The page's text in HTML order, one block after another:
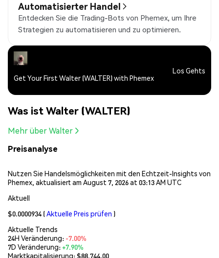
Automatisierter Handel
Entdecken Sie die Trading-Bots von Phemex, um Ihre
Strategien zu automatisieren und zu optimieren.
Get Your First Walter (WALTER) with Phemex
Los Gehts
Was ist Walter (WALTER)
Mehr über Walter
Preisanalyse
Nutzen Sie Handelsmöglichkeiten mit den Echtzeit-Insights von
Phemex, aktualisiert am August 7, 2026 at 03:13 AM UTC
Aktuell
$0.0000934 (Aktuelle Preis prüfen )
Aktuelle Trends
24H Veränderung: -7.00%
7D Veränderung:+7.90%
Marktkapitalisierung:$88,744.00